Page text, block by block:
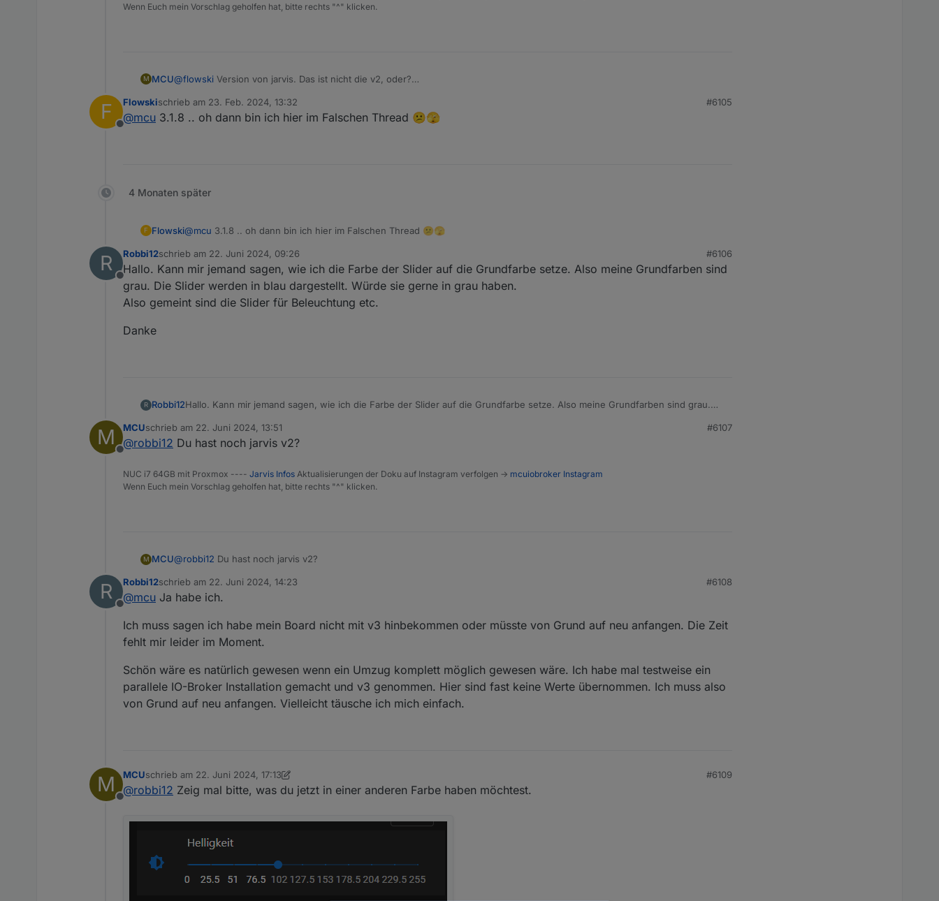
Wenn Euch mein Vorschlag geholfen hat, bitte rechts "^" klicken.
M MCU@flowski Version von jarvis. Das ist nicht die v2, oder?
F
Offline
Flowskischrieb am 23. Feb. 2024, 13:32
zuletzt editiert von
#6105
@mcu 3.1.8 .. oh dann bin ich hier im Falschen Thread 😕🫣
4 Monaten später
F Flowski@mcu 3.1.8 .. oh dann bin ich hier im Falschen Thread 😕🫣
R
Offline
Robbi12schrieb am 22. Juni 2024, 09:26
zuletzt editiert von
#6106
Hallo. Kann mir jemand sagen, wie ich die Farbe der Slider auf die Grundfarbe setze. Also meine Grundfarben sind
grau. Die Slider werden in blau dargestellt. Würde sie gerne in grau haben.
Also gemeint sind die Slider für Beleuchtung etc.
Danke
R Robbi12Hallo. Kann mir jemand sagen, wie ich die Farbe der Slider auf die Grundfarbe setze. Also meine Grundfarben sind grau.
Also gemeint sind die Slider für Beleuchtung etc.
Danke
M
Offline
MCUschrieb am 22. Juni 2024, 13:51
zuletzt editiert von
#6107
@robbi12 Du hast noch jarvis v2?
NUC i7 64GB mit Proxmox ---- Jarvis Infos Aktualisierungen der Doku auf Instagram verfolgen -> mcuiobroker Instagram
Wenn Euch mein Vorschlag geholfen hat, bitte rechts "^" klicken.
M MCU@robbi12 Du hast noch jarvis v2?
R
Offline
Robbi12schrieb am 22. Juni 2024, 14:23
zuletzt editiert von
#6108
@mcu Ja habe ich.
Ich muss sagen ich habe mein Board nicht mit v3 hinbekommen oder müsste von Grund auf neu anfangen. Die Zeit
fehlt mir leider im Moment.
Schön wäre es natürlich gewesen wenn ein Umzug komplett möglich gewesen wäre. Ich habe mal testweise ein
parallele IO-Broker Installation gemacht und v3 genommen. Hier sind fast keine Werte übernommen. Ich muss also
von Grund auf neu anfangen. Vielleicht täusche ich mich einfach.
M
Offline
MCUschrieb am 22. Juni 2024, 17:13
zuletzt editiert von MCU
#6109
@robbi12 Zeig mal bitte, was du jetzt in einer anderen Farbe haben möchtest.